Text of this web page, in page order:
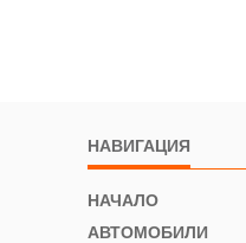
НАВИГАЦИЯ
НАЧАЛО
АВТОМОБИЛИ